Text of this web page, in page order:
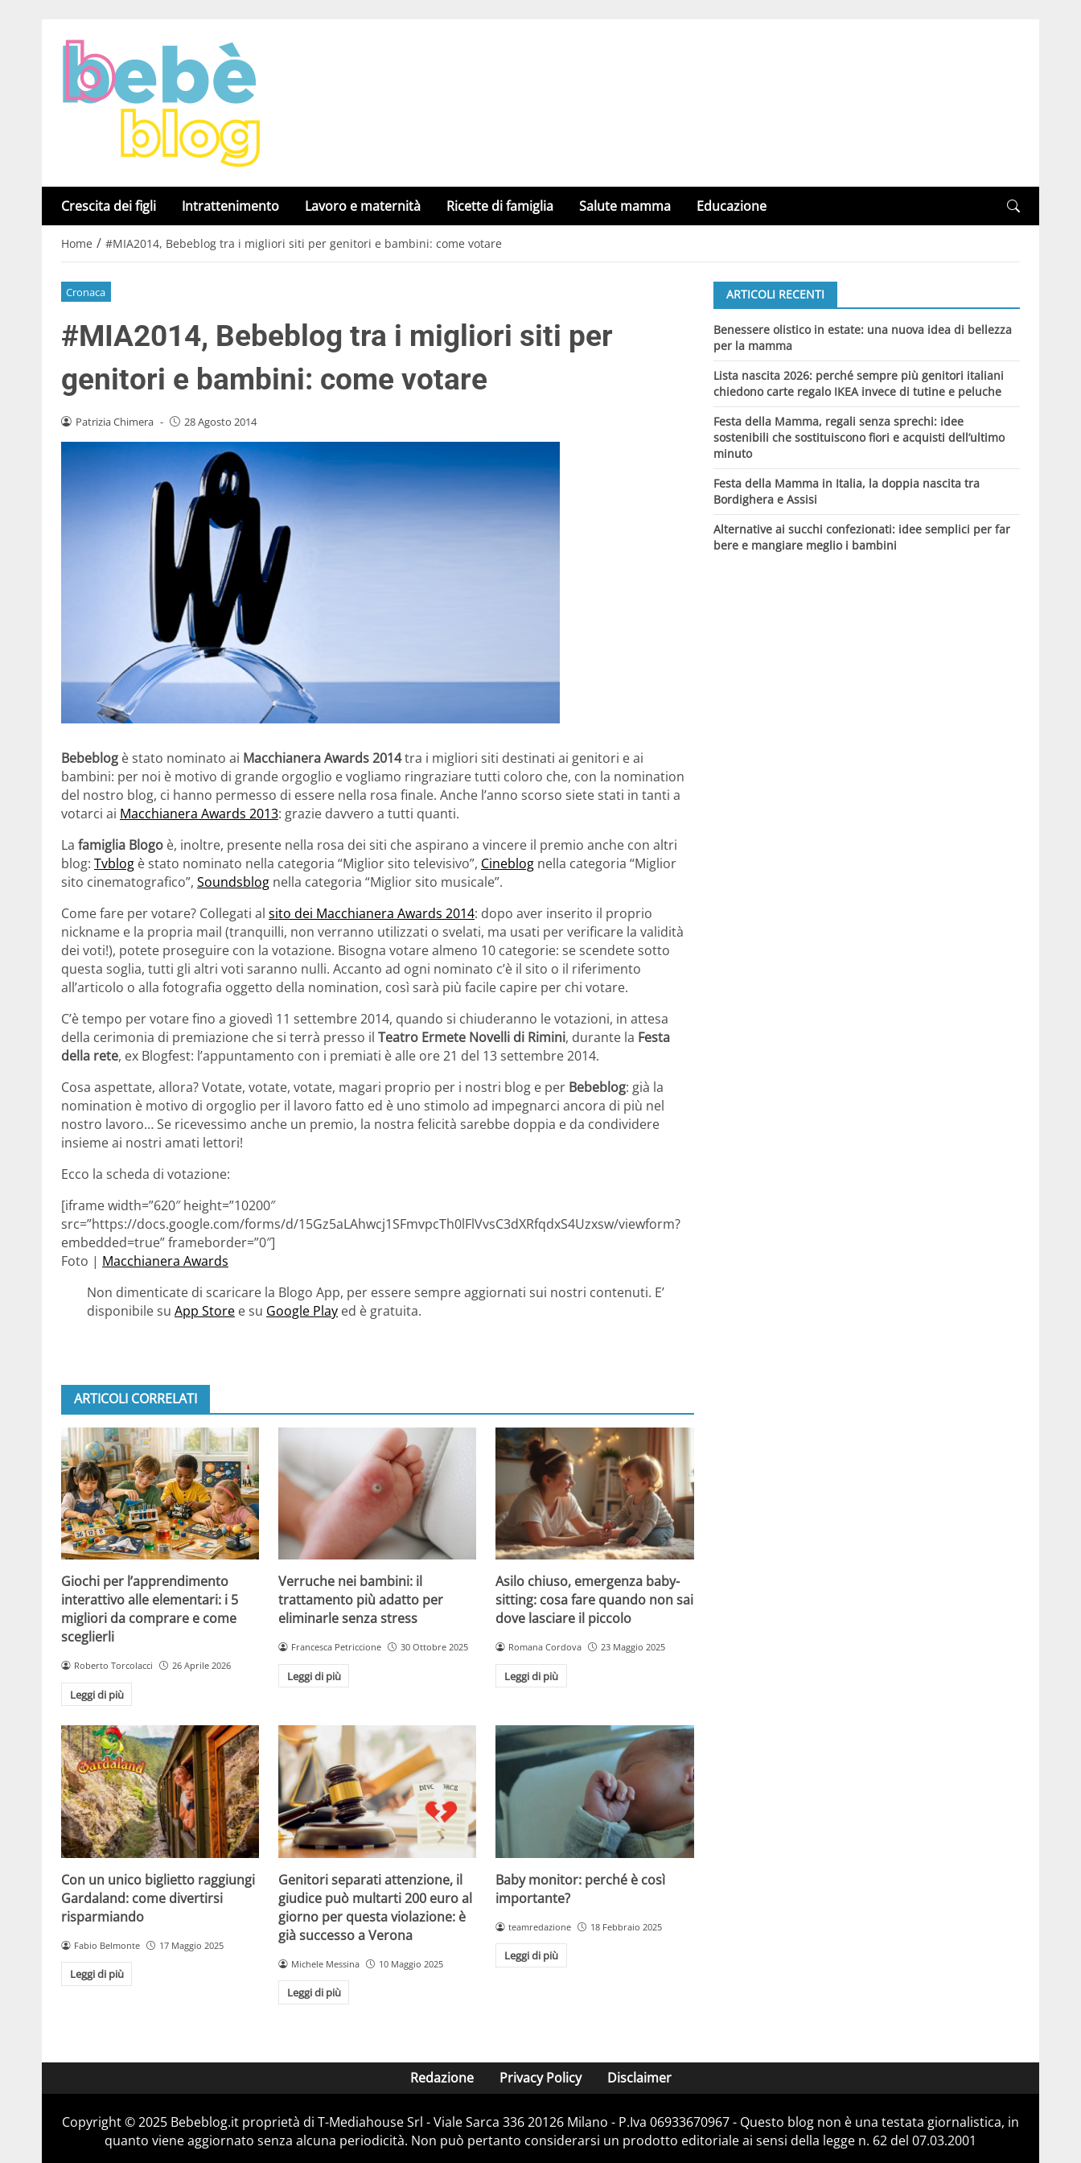
Crescita dei figli Intrattenimento Lavoro e maternità Ricette di famiglia Salute mamma Educazione
Home / #MIA2014, Bebeblog tra i migliori siti per genitori e bambini: come votare
Cronaca
#MIA2014, Bebeblog tra i migliori siti per
genitori e bambini: come votare
Patrizia Chimera - 28 Agosto 2014
Bebeblog è stato nominato ai Macchianera Awards 2014tra i migliori siti destinati ai genitori e ai
bambini: per noi è motivo di grande orgoglio e vogliamo ringraziare tutti coloro che, con la nomination
del nostro blog, ci hanno permesso di essere nella rosa finale. Anche l’anno scorso siete stati in tanti a
votarci ai Macchianera Awards 2013: grazie davvero a tutti quanti.
La famiglia Blogo è, inoltre, presente nella rosa dei siti che aspirano a vincere il premio anche con altri
blog: Tvblog è stato nominato nella categoria “Miglior sito televisivo”, Cineblog nella categoria “Miglior
sito cinematografico”, Soundsblog nella categoria “Miglior sito musicale”.
Come fare per votare? Collegati al sito dei Macchianera Awards 2014: dopo aver inserito il proprio
nickname e la propria mail (tranquilli, non verranno utilizzati o svelati, ma usati per verificare la validità
dei voti!), potete proseguire con la votazione. Bisogna votare almeno 10 categorie: se scendete sotto
questa soglia, tutti gli altri voti saranno nulli. Accanto ad ogni nominato c’è il sito o il riferimento
all’articolo o alla fotografia oggetto della nomination, così sarà più facile capire per chi votare.
C’è tempo per votare fino a giovedì 11 settembre 2014, quando si chiuderanno le votazioni, in attesa
della cerimonia di premiazione che si terrà presso il Teatro Ermete Novelli di Rimini, durante la Festa
della rete, ex Blogfest: l’appuntamento con i premiati è alle ore 21 del 13 settembre 2014.
Cosa aspettate, allora? Votate, votate, votate, magari proprio per i nostri blog e per Bebeblog: già la
nomination è motivo di orgoglio per il lavoro fatto ed è uno stimolo ad impegnarci ancora di più nel
nostro lavoro… Se ricevessimo anche un premio, la nostra felicità sarebbe doppia e da condividere
insieme ai nostri amati lettori!
Ecco la scheda di votazione:
[iframe width=”620″ height=”10200″
src=”https://docs.google.com/forms/d/15Gz5aLAhwcj1SFmvpcTh0lFlVvsC3dXRfqdxS4Uzxsw/viewform?
embedded=true” frameborder=”0″]
Foto | Macchianera Awards
Non dimenticate di scaricare la Blogo App, per essere sempre aggiornati sui nostri contenuti. E’
disponibile su App Store e su Google Play ed è gratuita.
ARTICOLI CORRELATI
Giochi per l’apprendimento
interattivo alle elementari: i 5
migliori da comprare e come
sceglierli
Roberto Torcolacci 26 Aprile 2026
Leggi di più
Verruche nei bambini: il
trattamento più adatto per
eliminarle senza stress
Francesca Petriccione 30 Ottobre 2025
Leggi di più
Asilo chiuso, emergenza baby-
sitting: cosa fare quando non sai
dove lasciare il piccolo
Romana Cordova 23 Maggio 2025
Leggi di più
Con un unico biglietto raggiungi
Gardaland: come divertirsi
risparmiando
Fabio Belmonte 17 Maggio 2025
Leggi di più
Genitori separati attenzione, il
giudice può multarti 200 euro al
giorno per questa violazione: è
già successo a Verona
Michele Messina 10 Maggio 2025
Leggi di più
Baby monitor: perché è così
importante?
teamredazione 18 Febbraio 2025
Leggi di più
ARTICOLI RECENTI
Benessere olistico in estate: una nuova idea di bellezza
per la mamma
Lista nascita 2026: perché sempre più genitori italiani
chiedono carte regalo IKEA invece di tutine e peluche
Festa della Mamma, regali senza sprechi: idee
sostenibili che sostituiscono fiori e acquisti dell’ultimo
minuto
Festa della Mamma in Italia, la doppia nascita tra
Bordighera e Assisi
Alternative ai succhi confezionati: idee semplici per far
bere e mangiare meglio i bambini
Redazione Privacy Policy Disclaimer
Copyright © 2025 Bebeblog.it proprietà di T-Mediahouse Srl - Viale Sarca 336 20126 Milano - P.Iva 06933670967 - Questo blog non è una testata giornalistica, in
quanto viene aggiornato senza alcuna periodicità. Non può pertanto considerarsi un prodotto editoriale ai sensi della legge n. 62 del 07.03.2001